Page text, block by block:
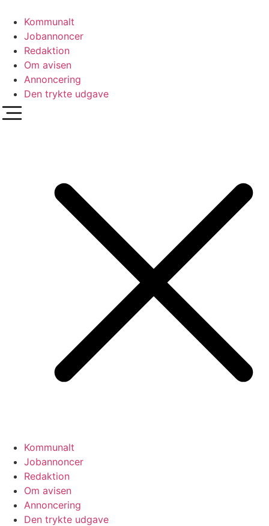
indhold
Kommunalt
Jobannoncer
Redaktion
Om avisen
Annoncering
Den trykte udgave
Kommunalt
Jobannoncer
Redaktion
Om avisen
Annoncering
Den trykte udgave